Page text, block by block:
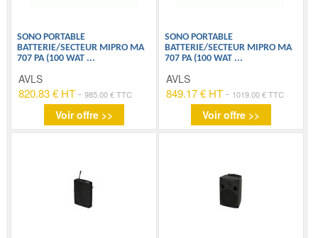
SONO PORTABLE
BATTERIE/SECTEUR MIPRO MA
707 PA (100 WAT ...
AVLS
820.83 € HT -985.00 € TTC
Voir offre >>
SONO PORTABLE
BATTERIE/SECTEUR MIPRO MA
707 PA (100 WAT ...
AVLS
849.17 € HT- 1019.00 € TTC
Voir offre >>